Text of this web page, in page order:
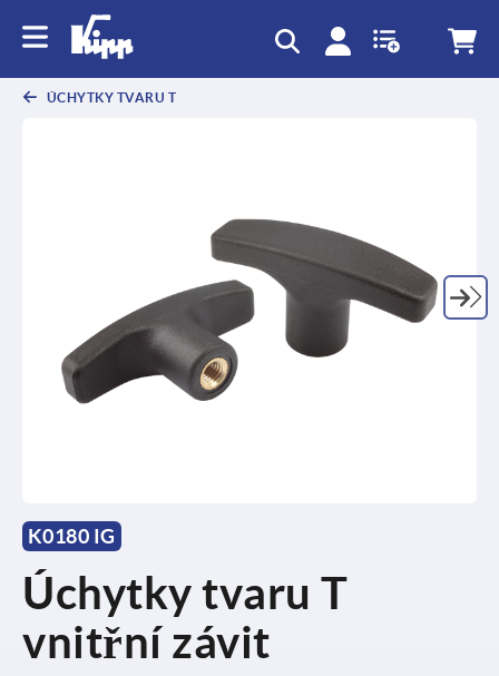
ÚCHYTKY TVARU T
K0180 IG
Úchytky tvaru T
vnitřní závit